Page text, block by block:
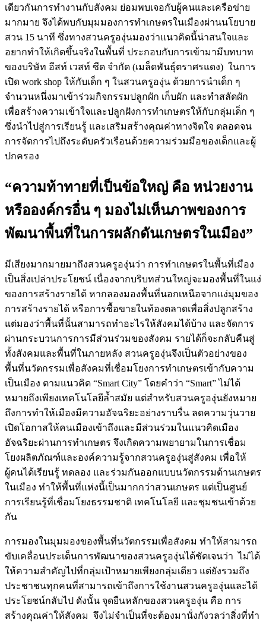
เดียวกันการทำงานกับสังคม ย่อมพบเจอกับผู้คนและเครือข่าย
มากมาย จึงได้พบกับมุมมองการทำเกษตรในเมืองผ่านนโยบาย
สวน 15 นาที ซึ่งทางสวนครูองุ่นมองว่าแนวคิดนี้น่าสนใจและ
อยากทำให้เกิดขึ้นจริงในพื้นที่ ประกอบกับการเข้ามามีบทบาท
ของบริษัท อีสท์ เวสท์ ซีด จำกัด (เมล็ดพันธุ์ตราศรแดง) ในการ
เปิด work shop ให้กับเด็ก ๆ ในสวนครูองุ่น ด้วยการนำเด็ก ๆ
จำนวนหนึ่งมาเข้าร่วมกิจกรรมปลูกผัก เก็บผัก และทำสลัดผัก
เพื่อสร้างความเข้าใจและปลูกฝังการทำเกษตรให้กับกลุ่มเด็ก ๆ
ซึ่งนำไปสู่การเรียนรู้ และเสริมสร้างคุณค่าทางจิตใจ ตลอดจน
การจัดการไปถึงระดับครัวเรือนด้วยความร่วมมือของเด็กและผู้
ปกครอง
“ความท้าทายที่เป็นข้อใหญ่ คือ หน่วยงาน
หรือองค์กรอื่น ๆ มองไม่เห็นภาพของการ
พัฒนาพื้นที่ในการผลักดันเกษตรในเมือง”
มีเสียงมากมายมาถึงสวนครูองุ่นว่า การทำเกษตรในพื้นที่เมือง
เป็นสิ่งเปล่าประโยชน์ เนื่องจากบริบทส่วนใหญ่จะมองพื้นที่ในแง่
ของการสร้างรายได้ หากลองมองพื้นที่นอกเหนือจากแง่มุมของ
การสร้างรายได้ หรือการซื้อขายในท้องตลาดเพื่อสิ่งปลูกสร้าง
แต่มองว่าพื้นที่นั้นสามารถทำอะไรให้สังคมได้บ้าง และจัดการ
ผ่านกระบวนการการมีส่วนร่วมของสังคม รายได้ก็จะกลับคืนสู่
ทั้งสังคมและพื้นที่ในภายหลัง สวนครูองุ่นจึงเป็นตัวอย่างของ
พื้นที่นวัตกรรมเพื่อสังคมที่เชื่อมโยงการทำเกษตรเข้ากับความ
เป็นเมือง ตามแนวคิด “Smart City” โดยคำว่า “Smart” ไม่ได้
หมายถึงเพียงเทคโนโลยีล้ำสมัย แต่สำหรับสวนครูองุ่นยังหมาย
ถึงการทำให้เมืองมีความอัจฉริยะอย่างราบรื่น ลดความวุ่นวาย
เปิดโอกาสให้คนเมืองเข้าถึงและมีส่วนร่วมในแนวคิดเมือง
อัจฉริยะผ่านการทำเกษตร จึงเกิดความพยายามในการเชื่อม
โยงผลิตภัณฑ์และองค์ความรู้จากสวนครูองุ่นสู่สังคม เพื่อให้
ผู้คนได้เรียนรู้ ทดลอง และร่วมกันออกแบบนวัตกรรมด้านเกษตร
ในเมือง ทำให้พื้นที่แห่งนี้เป็นมากกว่าสวนเกษตร แต่เป็นศูนย์
การเรียนรู้ที่เชื่อมโยงธรรมชาติ เทคโนโลยี และชุมชนเข้าด้วย
กัน
การมองในมุมมองของพื้นที่นวัตกรรมเพื่อสังคม ทำให้สามารถ
ขับเคลื่อนประเด็นการพัฒนาของสวนครูองุ่นได้ชัดเจนว่า ไม่ได้
ให้ความสำคัญไปที่กลุ่มเป้าหมายเพียงกลุ่มเดียว แต่ยังรวมถึง
ประชาชนทุกคนที่สามารถเข้าถึงการใช้งานสวนครูองุ่นและได้
ประโยชน์กลับไป ดังนั้น จุดยืนหลักของสวนครูองุ่น คือ การ
สร้างคุณค่าให้สังคม จึงไม่จำเป็นที่จะต้องมานั่งกังวลว่าสิ่งที่ทำ